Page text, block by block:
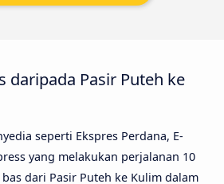
daripada Pasir Puteh ke
seperti Ekspres Perdana, E-
yang melakukan perjalanan 10
dari Pasir Puteh ke Kulim dalam